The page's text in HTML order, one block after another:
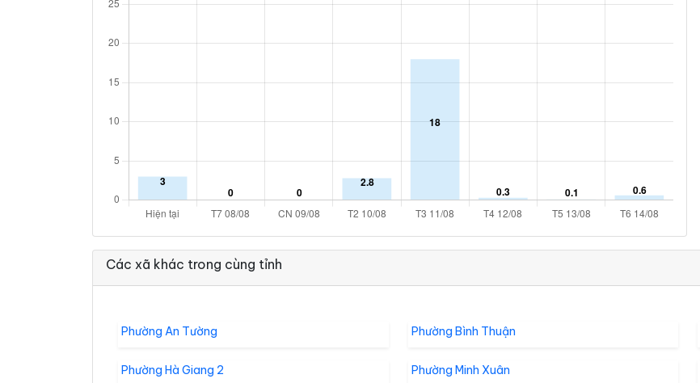
Các xã khác trong cùng tỉnh
Phường An Tường Phường Bình Thuận
Phường Hà Giang 2 Phường Minh Xuân